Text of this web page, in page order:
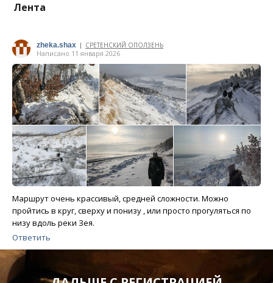
Лента
zheka.shax | СРЕТЕНСКИЙ ОПОЛЗЕНЬ
Написано 11 января 2026
Маршрут очень крассивый, средней сложности. Можно
пройтись в круг, сверху и понизу , или просто прогуляться по
низу вдоль реки Зея.
Ответить